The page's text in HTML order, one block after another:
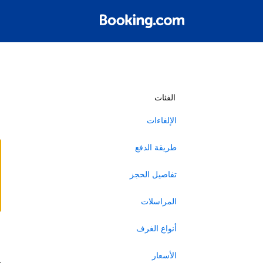
الفئات
الإلغاءات
طريقة الدفع
تفاصيل الحجز
المراسلات
أنواع الغرف
الأسعار